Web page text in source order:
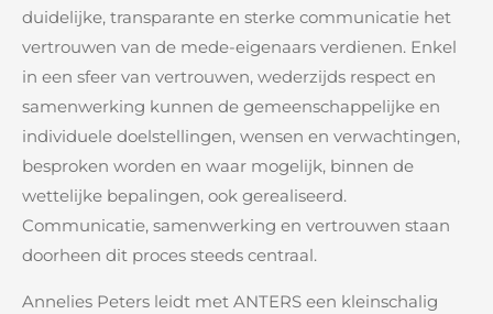
duidelijke, transparante en sterke communicatie het
vertrouwen van de mede-eigenaars verdienen. Enkel
in een sfeer van vertrouwen, wederzijds respect en
samenwerking kunnen de gemeenschappelijke en
individuele doelstellingen, wensen en verwachtingen,
besproken worden en waar mogelijk, binnen de
wettelijke bepalingen, ook gerealiseerd.
Communicatie, samenwerking en vertrouwen staan
doorheen dit proces steeds centraal.
Annelies Peters leidt met ANTERS een kleinschalig